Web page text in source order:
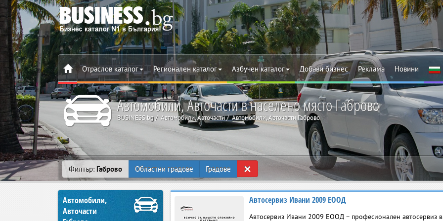
Отраслов каталог Регионален каталог Азбучен каталог Добави бизнес Реклама Новини
Автомобили, Авточасти в населено място Габрово
BUSINESS.bg Автомобили, Авточасти Автомобили, Авточасти Габрово
Филтър: Габрово Областни градове Градове ×
Автомобили,
Авточасти
Автосервиз Ивани 2009 ЕООД
Автосервиз Ивани 2009 ЕООД – професионален автосервиз в